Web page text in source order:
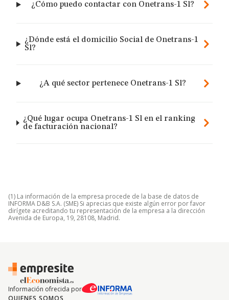
¿Cómo puedo contactar con Onetrans-1 Sl?
¿Dónde está el domicilio Social de Onetrans-1
Sl?
¿A qué sector pertenece Onetrans-1 Sl?
¿Qué lugar ocupa Onetrans-1 Sl en el ranking
de facturación nacional?
(1) La información de la empresa procede de la base de datos de
INFORMA D&B S.A. (SME) Si aprecias que existe algún error por favor
dirígete acreditando tu representación de la empresa a la dirección
Avenida de Europa, 19, 28108, Madrid.
Información ofrecida por
QUIENES SOMOS